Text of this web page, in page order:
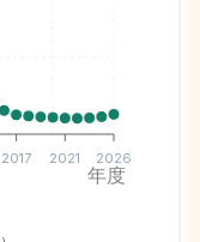
2017 2021 2026
年度